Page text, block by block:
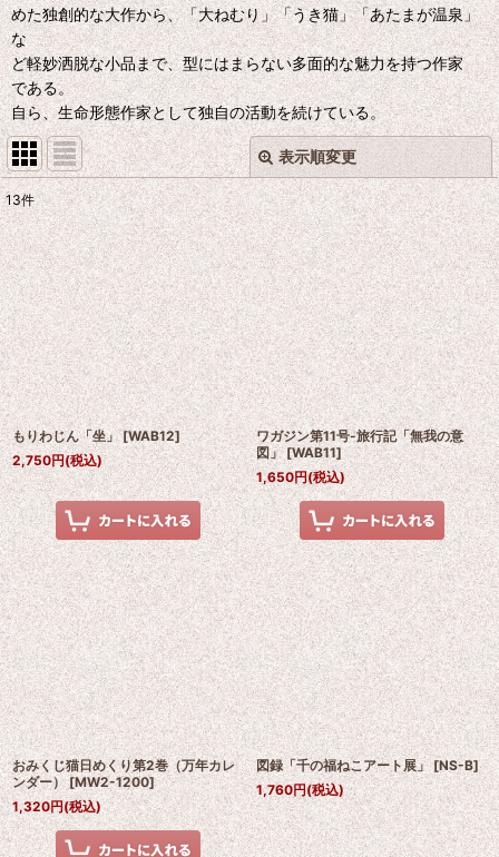
めた独創的な大作から、「大ねむり」「うき猫」「あたまが温泉」
な
ど軽妙洒脱な小品まで、型にはまらない多面的な魅力を持つ作家
である。
自ら、生命形態作家として独自の活動を続けている。
表示順変更
表示数:
並び順:
絞り込む
閉じる
13件
もりわじん「坐」 [WAB12]
2,750円(税込)
ワガジン第11号-旅行記「無我の意
図」 [WAB11]
1,650円(税込)
おみくじ猫日めくり第2巻（万年カレ
ンダー） [MW2-1200]
1,320円(税込)
図録「千の福ねこアート展」 [NS-B]
1,760円(税込)